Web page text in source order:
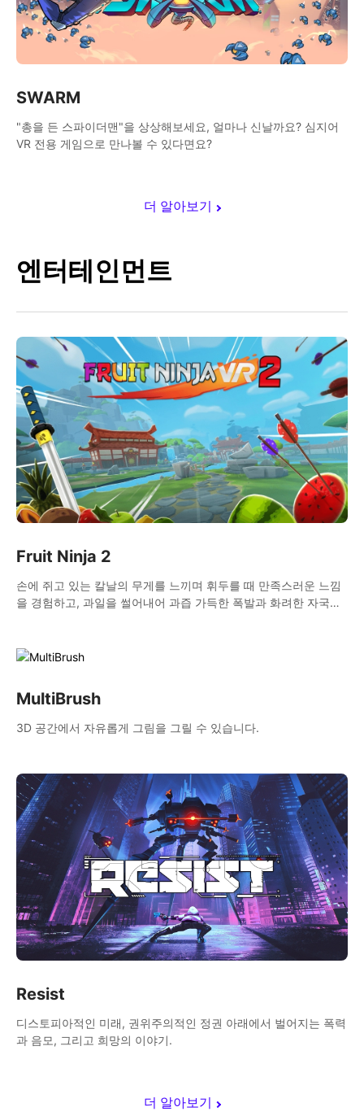
더 알아보기
SWARM
"총을 든 스파이더맨"을 상상해보세요, 얼마나 신날까요? 심지어
VR 전용 게임으로 만나볼 수 있다면요?
엔터테인먼트
더 알아보기
Fruit Ninja 2
손에 쥐고 있는 칼날의 무게를 느끼며 휘두를 때 만족스러운 느낌
을 경험하고, 과일을 썰어내어 과즙 가득한 폭발과 화려한 자국을
MultiBrush
3D 공간에서 자유롭게 그림을 그릴 수 있습니다.
Resist
디스토피아적인 미래, 권위주의적인 정권 아래에서 벌어지는 폭력
과 음모, 그리고 희망의 이야기.